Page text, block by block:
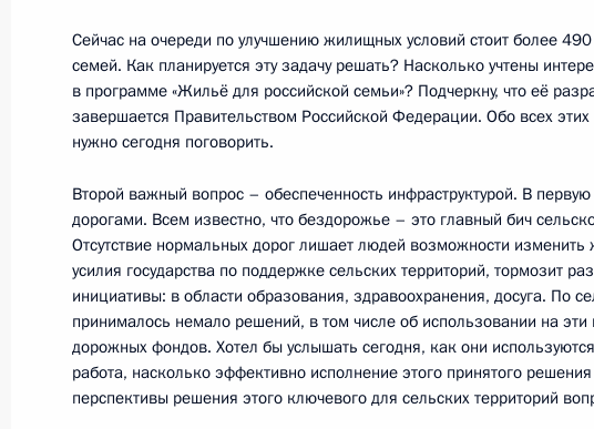
Заседание Государственного совета
4 октября 2013 года, 16:00 Москва, Кремль
Внесены изменения в Положение об
по обеспечению деятельности Госсовета
1 октября 2013 года, 18:50
30 июля 2013 года, вторник
Сейчас на очереди по улучшению жилищных условий стоит более 490
семей. Как планируется эту задачу решать? Насколько учтены
в программе «Жильё для российской семьи»? Подчеркну, что её
завершается Правительством Российской Федерации. Обо всех
нужно сегодня поговорить.
Второй важный вопрос – обеспеченность инфраструктурой. В
дорогами. Всем известно, что бездорожье – это главный бич
Отсутствие нормальных дорог лишает людей возможности изменить
усилия государства по поддержке сельских территорий, тормозит
инициативы: в области образования, здравоохранения, досуга. По
принималось немало решений, в том числе об использовании на эти
дорожных фондов. Хотел бы услышать сегодня, как они
работа, насколько эффективно исполнение этого принятого
перспективы решения этого ключевого для сельских территорий